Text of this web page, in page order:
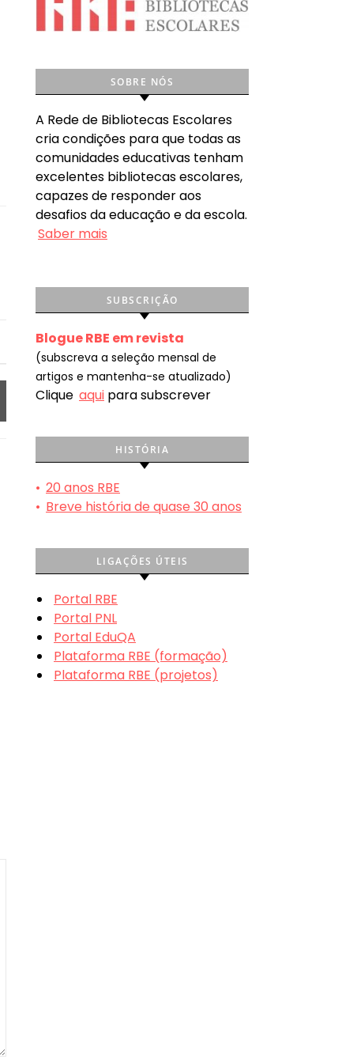
SOBRE NÓS
A Rede de Bibliotecas Escolares
cria condições para que todas as
comunidades educativas tenham
excelentes bibliotecas escolares,
capazes de responder aos
desafios da educação e da escola.
Saber mais
SUBSCRIÇÃO
Blogue RBE em revista
(subscreva a seleção mensal de
artigos e mantenha-se atualizado)
Clique aqui para subscrever
HISTÓRIA
• 20 anos RBE
• Breve história de quase 30 anos
LIGAÇÕES ÚTEIS
Portal RBE
Portal PNL
Portal EduQA
Plataforma RBE (formação)
Plataforma RBE (projetos)